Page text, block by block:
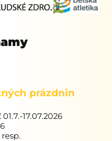
prázdnin
17.07.2026